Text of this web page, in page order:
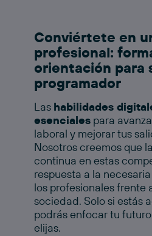
Conviértete en
profesional:
orientación para
programador
Las habilidades
esenciales para
laboral y mejorar tus
Nosotros creemos que
continua en estas
respuesta a la
los profesionales frente
sociedad. Solo si estás
podrás enfocar tu
elijas.